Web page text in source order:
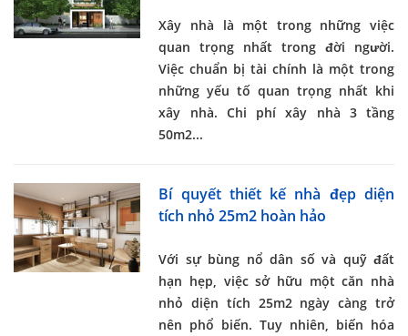
Xây nhà là một trong những việc
quan trọng nhất trong đời người.
Việc chuẩn bị tài chính là một trong
những yếu tố quan trọng nhất khi
xây nhà. Chi phí xây nhà 3 tầng
50m2...
Bí quyết thiết kế nhà đẹp diện
tích nhỏ 25m2 hoàn hảo
Với sự bùng nổ dân số và quỹ đất
hạn hẹp, việc sở hữu một căn nhà
nhỏ diện tích 25m2 ngày càng trở
nên phổ biến. Tuy nhiên, biến hóa